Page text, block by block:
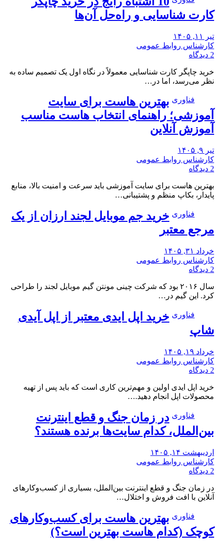
کارت شناسایی و راه‌حل آن‌ها
تیر ۱۱, ۱۴۰۵
کارشناس روابط عمومی
2 دیدگاه
خرید چاپگر کارت شناسایی معمولاً در نگاه اول یک تصمیم ساده به
نظر می‌رسد، اما در…
فناوری بهترین هاست برای سایت
آموزشی؛ راهنمای انتخاب هاست مناسب
آموزش آنلاین
تیر ۹, ۱۴۰۵
کارشناس روابط عمومی
2 دیدگاه
بهترین هاست برای سایت آموزشی باید سرعت و امنیت بالا، منابع
پایدار، بکاپ منظم و پشتیبانی…
فناوری خرید جم موبایل لجند ارزان از یک
مرجع معتبر
خرداد ۳۱, ۱۴۰۵
کارشناس روابط عمومی
2 دیدگاه
سال ۲۰۱۶ بود که شرکت چینی مونتن گیم موبایل لجند را طراحی
کرد. این گیم در…
فناوری خرید اپل ایدی معتبر از اپل آیدی
شاپ
خرداد ۱۹, ۱۴۰۵
کارشناس روابط عمومی
2 دیدگاه
خرید اپل ایدی اولین و مهم‌ترین کاری است که باید پس از تهیه
محصولات اپل انجام دهید.…
فناوری در زمان جنگ و قطع اینترنت
بین‌الملل، کدام سایت‌ها برنده هستند؟
اردیبهشت ۱۴, ۱۴۰۵
کارشناس روابط عمومی
2 دیدگاه
در زمان جنگ و قطع اینترنت بین‌الملل، بسیاری از کسب‌وکارهای
آنلاین با افت فروش و اختلال…
فناوری بهترین هاست برای کسب‌وکارهای
کوچک (کدام هاست بهترین است؟)